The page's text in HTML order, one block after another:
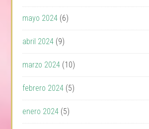
mayo 2024 (6)
abril 2024 (9)
marzo 2024 (10)
febrero 2024 (5)
enero 2024 (5)